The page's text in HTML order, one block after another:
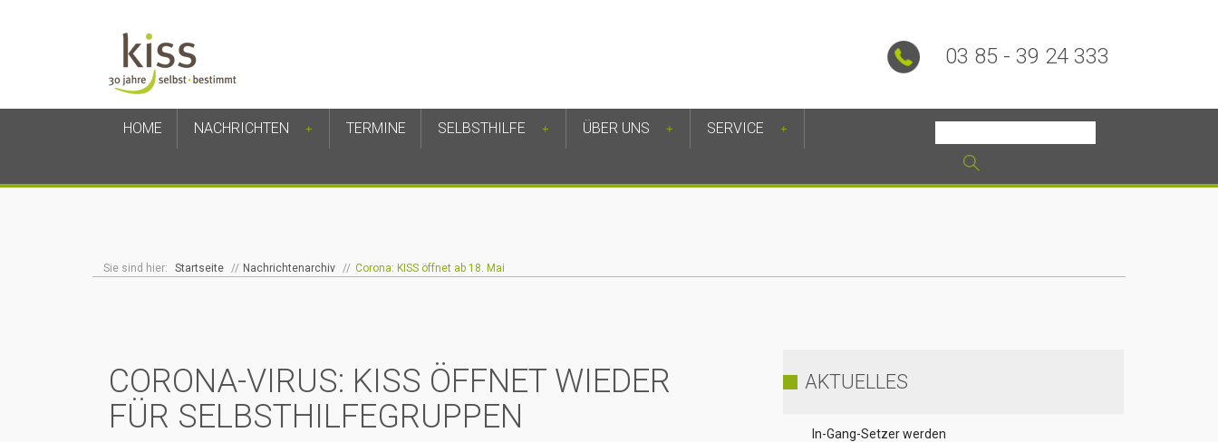
03 85 - 39 24 333
HOME NACHRICHTEN + TERMINE SELBSTHILFE + ÜBER UNS + SERVICE +
Sie sind hier: Startseite // Nachrichtenarchiv // Corona: KISS öffnet ab 18. Mai
CORONA-VIRUS: KISS ÖFFNET WIEDER
FÜR SELBSTHILFEGRUPPEN
AKTUELLES
In-Gang-Setzer werden